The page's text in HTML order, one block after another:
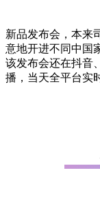
新品发布会，本来
意地开进不同中国
该发布会还在抖音
播，当天全平台实